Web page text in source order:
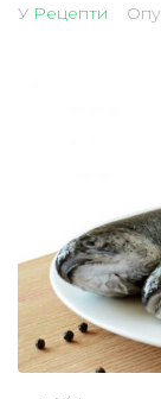
У Рецепти